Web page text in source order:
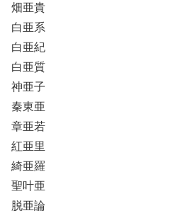
畑亜貴
白亜系
白亜紀
白亜質
神亜子
秦東亜
章亜若
紅亜里
綺亜羅
聖叶亜
脱亜論